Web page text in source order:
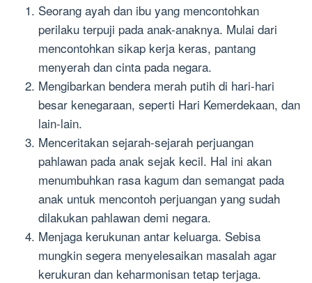
Seorang ayah dan ibu yang mencontohkan
perilaku terpuji pada anak-anaknya. Mulai dari
mencontohkan sikap kerja keras, pantang
menyerah dan cinta pada negara.
Mengibarkan bendera merah putih di hari-hari
besar kenegaraan, seperti Hari Kemerdekaan, dan
lain-lain.
Menceritakan sejarah-sejarah perjuangan
pahlawan pada anak sejak kecil. Hal ini akan
menumbuhkan rasa kagum dan semangat pada
anak untuk mencontoh perjuangan yang sudah
dilakukan pahlawan demi negara.
Menjaga kerukunan antar keluarga. Sebisa
mungkin segera menyelesaikan masalah agar
kerukuran dan keharmonisan tetap terjaga.